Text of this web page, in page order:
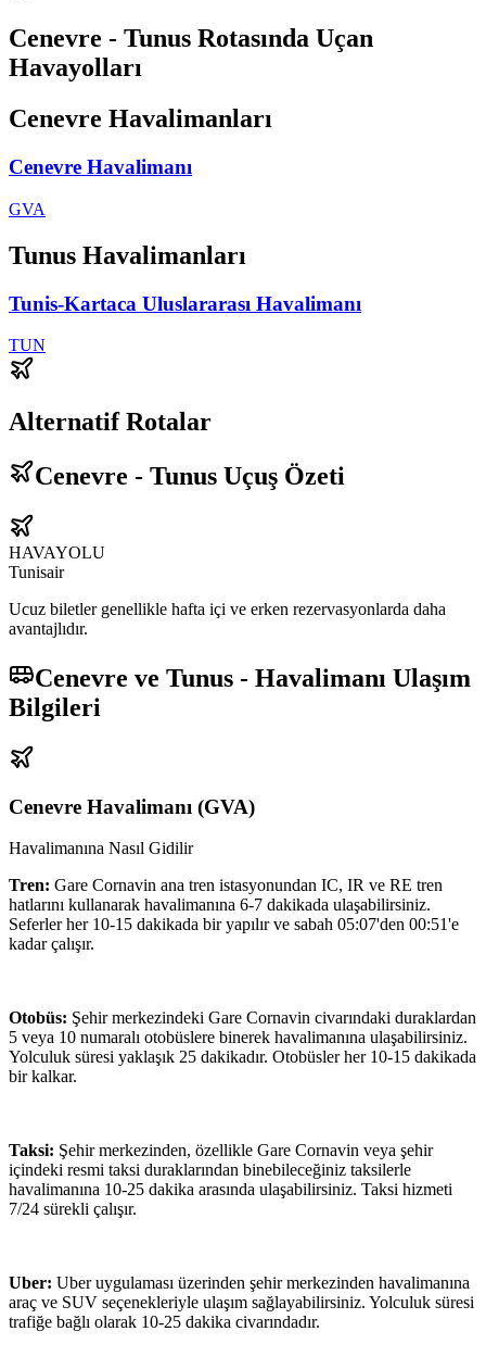
Cenevre - Tunus Rotasında Uçan
Havayolları
Cenevre Havalimanları
Cenevre Havalimanı
GVA
Tunus Havalimanları
Tunis-Kartaca Uluslararası Havalimanı
TUN
Alternatif Rotalar
Cenevre - Tunus Uçuş Özeti
HAVAYOLU
Tunisair
Ucuz biletler genellikle hafta içi ve erken rezervasyonlarda daha
avantajlıdır.
Cenevre ve Tunus - Havalimanı Ulaşım
Bilgileri
Cenevre Havalimanı (GVA)
Havalimanına Nasıl Gidilir
Tren: Gare Cornavin ana tren istasyonundan IC, IR ve RE tren
hatlarını kullanarak havalimanına 6-7 dakikada ulaşabilirsiniz.
Seferler her 10-15 dakikada bir yapılır ve sabah 05:07'den 00:51'e
kadar çalışır.
Otobüs: Şehir merkezindeki Gare Cornavin civarındaki duraklardan
5 veya 10 numaralı otobüslere binerek havalimanına ulaşabilirsiniz.
Yolculuk süresi yaklaşık 25 dakikadır. Otobüsler her 10-15 dakikada
bir kalkar.
Taksi: Şehir merkezinden, özellikle Gare Cornavin veya şehir
içindeki resmi taksi duraklarından binebileceğiniz taksilerle
havalimanına 10-25 dakika arasında ulaşabilirsiniz. Taksi hizmeti
7/24 sürekli çalışır.
Uber: Uber uygulaması üzerinden şehir merkezinden havalimanına
araç ve SUV seçenekleriyle ulaşım sağlayabilirsiniz. Yolculuk süresi
trafiğe bağlı olarak 10-25 dakika civarındadır.